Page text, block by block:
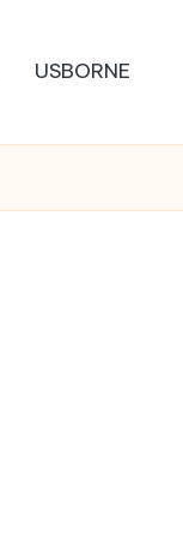
USBORNE